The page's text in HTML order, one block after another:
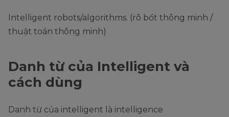
Intelligent robots/algorithms. (rô bốt thông minh /
thuật toán thông minh)
Danh từ của Intelligent và
cách dùng
Danh từ của intelligent là intelligence